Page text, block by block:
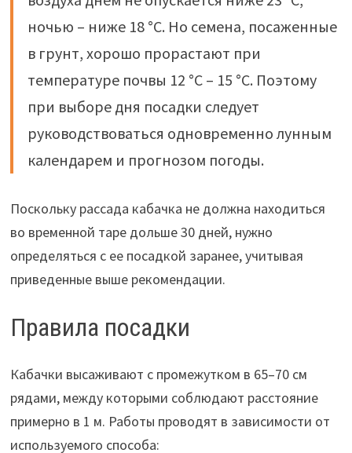
ночью – ниже 18 °C. Но семена, посаженные
в грунт, хорошо прорастают при
температуре почвы 12 °C – 15 °C. Поэтому
при выборе дня посадки следует
руководствоваться одновременно лунным
календарем и прогнозом погоды.
Поскольку рассада кабачка не должна находиться
во временной таре дольше 30 дней, нужно
определяться с ее посадкой заранее, учитывая
приведенные выше рекомендации.
Правила посадки
Кабачки высаживают с промежутком в 65–70 см
рядами, между которыми соблюдают расстояние
примерно в 1 м. Работы проводят в зависимости от
используемого способа: